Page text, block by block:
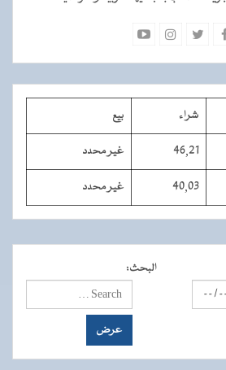
شراء بيع
46,21 غير محدد
40,03 غير محدد
البحث: